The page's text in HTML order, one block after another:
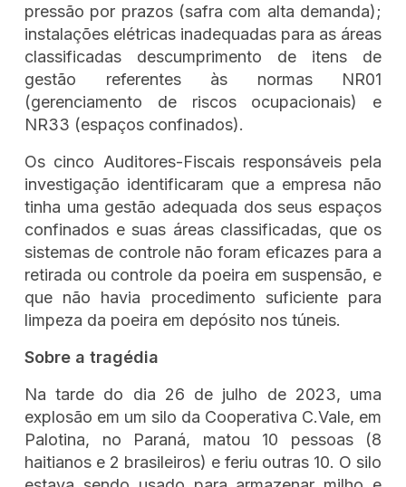
pressão por prazos (safra com alta demanda);
instalações elétricas inadequadas para as áreas
classificadas descumprimento de itens de
gestão referentes às normas NR01
(gerenciamento de riscos ocupacionais) e
NR33 (espaços confinados).
Os cinco Auditores-Fiscais responsáveis pela
investigação identificaram que a empresa não
tinha uma gestão adequada dos seus espaços
confinados e suas áreas classificadas, que os
sistemas de controle não foram eficazes para a
retirada ou controle da poeira em suspensão, e
que não havia procedimento suficiente para
limpeza da poeira em depósito nos túneis.
Sobre a tragédia
Na tarde do dia 26 de julho de 2023, uma
explosão em um silo da Cooperativa C.Vale, em
Palotina, no Paraná, matou 10 pessoas (8
haitianos e 2 brasileiros) e feriu outras 10. O silo